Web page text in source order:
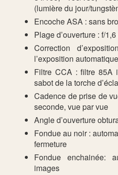
(lumière du jour/
Encoche ASA : sans
Plage d’ouverture : f/
Correction
l’exposition automatique
Filtre CCA : filtre 85A
sabot de la torche
Cadence de prise de
seconde, vue par vue
Angle d’ouverture
Fondue au noir :
fermeture
Fondue enchainée:
images